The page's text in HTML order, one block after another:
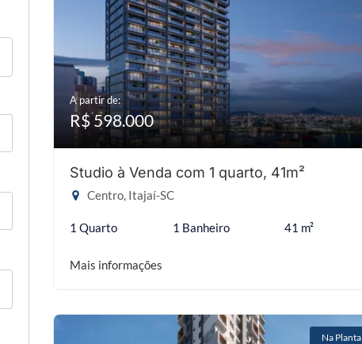
A partir de:
R$ 598.000
Studio à Venda com 1 quarto, 41m²
Centro, Itajaí-SC
1 Quarto 1 Banheiro 41 m²
Mais informações
Na Planta